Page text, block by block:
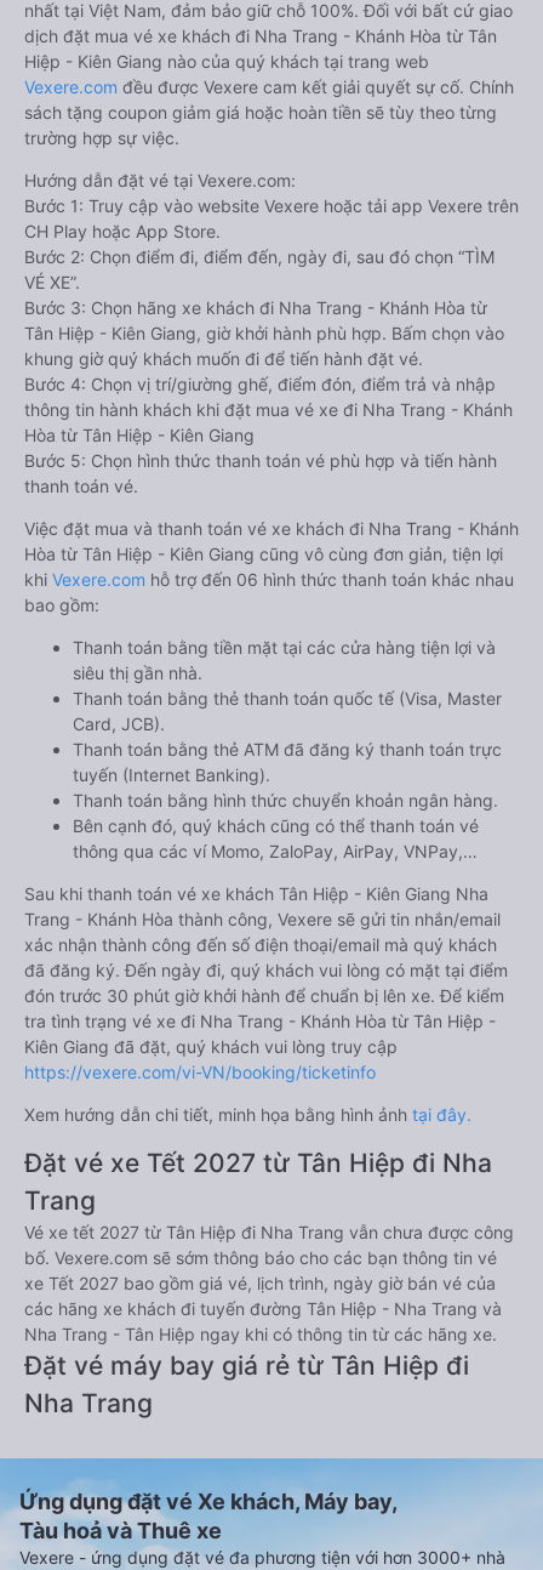
nhất tại Việt Nam, đảm bảo giữ chỗ 100%. Đối với bất cứ giao
dịch đặt mua vé xe khách đi Nha Trang - Khánh Hòa từ Tân
Hiệp - Kiên Giang nào của quý khách tại trang web
Vexere.com đều được Vexere cam kết giải quyết sự cố. Chính
sách tặng coupon giảm giá hoặc hoàn tiền sẽ tùy theo từng
trường hợp sự việc.
Hướng dẫn đặt vé tại Vexere.com:
Bước 1: Truy cập vào website Vexere hoặc tải app Vexere trên
CH Play hoặc App Store.
Bước 2: Chọn điểm đi, điểm đến, ngày đi, sau đó chọn “TÌM
VÉ XE”.
Bước 3: Chọn hãng xe khách đi Nha Trang - Khánh Hòa từ
Tân Hiệp - Kiên Giang, giờ khởi hành phù hợp. Bấm chọn vào
khung giờ quý khách muốn đi để tiến hành đặt vé.
Bước 4: Chọn vị trí/giường ghế, điểm đón, điểm trả và nhập
thông tin hành khách khi đặt mua vé xe đi Nha Trang - Khánh
Hòa từ Tân Hiệp - Kiên Giang
Bước 5: Chọn hình thức thanh toán vé phù hợp và tiến hành
thanh toán vé.
Việc đặt mua và thanh toán vé xe khách đi Nha Trang - Khánh
Hòa từ Tân Hiệp - Kiên Giang cũng vô cùng đơn giản, tiện lợi
khi Vexere.com hỗ trợ đến 06 hình thức thanh toán khác nhau
bao gồm:
Thanh toán bằng tiền mặt tại các cửa hàng tiện lợi và
siêu thị gần nhà.
Thanh toán bằng thẻ thanh toán quốc tế (Visa, Master
Card, JCB).
Thanh toán bằng thẻ ATM đã đăng ký thanh toán trực
tuyến (Internet Banking).
Thanh toán bằng hình thức chuyển khoản ngân hàng.
Bên cạnh đó, quý khách cũng có thể thanh toán vé
thông qua các ví Momo, ZaloPay, AirPay, VNPay,…
Sau khi thanh toán vé xe khách Tân Hiệp - Kiên Giang Nha
Trang - Khánh Hòa thành công, Vexere sẽ gửi tin nhắn/email
xác nhận thành công đến số điện thoại/email mà quý khách
đã đăng ký. Đến ngày đi, quý khách vui lòng có mặt tại điểm
đón trước 30 phút giờ khởi hành để chuẩn bị lên xe. Để kiểm
tra tình trạng vé xe đi Nha Trang - Khánh Hòa từ Tân Hiệp -
Kiên Giang đã đặt, quý khách vui lòng truy cập
https://vexere.com/vi-VN/booking/ticketinfo
Xem hướng dẫn chi tiết, minh họa bằng hình ảnh tại đây.
Đặt vé xe Tết 2027 từ Tân Hiệp đi Nha
Trang
Vé xe tết 2027 từ Tân Hiệp đi Nha Trang vẫn chưa được công
bố. Vexere.com sẽ sớm thông báo cho các bạn thông tin vé
xe Tết 2027 bao gồm giá vé, lịch trình, ngày giờ bán vé của
các hãng xe khách đi tuyến đường Tân Hiệp - Nha Trang và
Nha Trang - Tân Hiệp ngay khi có thông tin từ các hãng xe.
Đặt vé máy bay giá rẻ từ Tân Hiệp đi
Nha Trang
Ứng dụng đặt vé Xe khách, Máy bay,
Tàu hoả và Thuê xe
Vexere - ứng dụng đặt vé đa phương tiện với hơn 3000+ nhà